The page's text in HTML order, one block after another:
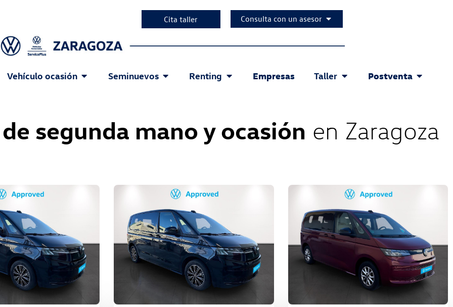
Cita taller Consulta con un asesor
Vehículo ocasión Seminuevos Renting Empresas Taller Postventa
segunda mano y ocasión en Zaragoza